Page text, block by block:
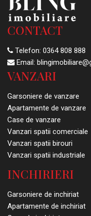
CONTACT
Telefon: 0364 808 888
Email:
VANZARI
Garsoniere de vanzare
Apartamente de vanzare
Case de vanzare
Vanzari spatii comerciale
Vanzari spatii birouri
Vanzari spatii industriale
INCHIRIERI
Garsoniere de inchiriat
Apartamente de inchiriat